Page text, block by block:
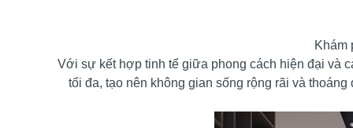
Khám
Với sự kết hợp tinh tế giữa phong cách hiện đại và
tối đa, tạo nên không gian sống rộng rãi và